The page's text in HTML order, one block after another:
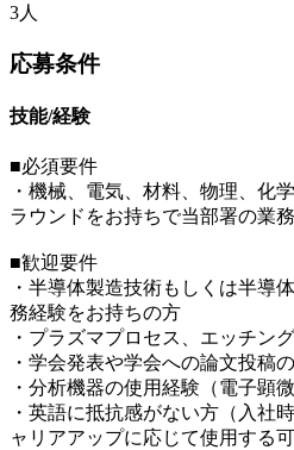
3人
応募条件
技能/経験
■必須要件
・機械、電気、材料、物理、化
ラウンドをお持ちで当部署の業
■歓迎要件
・半導体製造技術もしくは半導
務経験をお持ちの方
・プラズマプロセス、エッチン
・学会発表や学会への論文投稿
・分析機器の使用経験（電子顕
・英語に抵抗感がない方（入社
ャリアアップに応じて使用する